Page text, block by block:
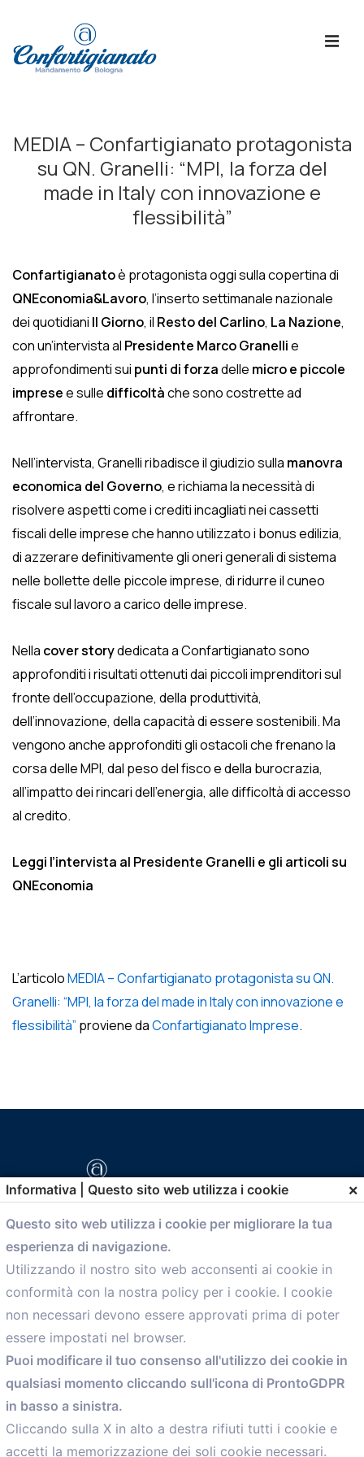
Principale
MEDIA – Confartigianato protagonista
su QN. Granelli: “MPI, la forza del
made in Italy con innovazione e
flessibilità”
Confartigianatoè protagonista oggi sulla copertina di
QNEconomia&Lavoro, l’inserto settimanale nazionale
dei quotidiani Il Giorno, il Resto del Carlino, La Nazione,
con un’intervista al Presidente Marco Granellie
approfondimenti sui punti di forzadelle micro e piccole
impresee sulle difficoltàche sono costrette ad
affrontare.
Nell’intervista, Granelli ribadisce il giudizio sulla manovra
economica del Governo, e richiama la necessità di
risolvere aspetti come i crediti incagliati nei cassetti
fiscali delle imprese che hanno utilizzato i bonus edilizia,
di azzerare definitivamente gli oneri generali di sistema
nelle bollette delle piccole imprese, di ridurre il cuneo
fiscale sul lavoro a carico delle imprese.
Nella cover storydedicata a Confartigianato sono
approfonditi i risultati ottenuti dai piccoli imprenditori sul
fronte dell’occupazione, della produttività,
dell’innovazione, della capacità di essere sostenibili. Ma
vengono anche approfonditi gli ostacoli che frenano la
corsa delle MPI, dal peso del fisco e della burocrazia,
all’impatto dei rincari dell’energia, alle difficoltà di accesso
al credito.
Leggi l’intervista al Presidente Granelli e gli articoli su
QNEconomia
L’articoloMEDIA – Confartigianato protagonista su QN.
Granelli: “MPI, la forza del made in Italy con innovazione e
flessibilità” proviene daConfartigianato Imprese.
comunicazione@confartigianato.bo.it
Menù
Home
Servizi
Convenzioni
Voce delle Nostre aziende
Informazioni Ex L. 124/2017
News
Informativa | Questo sito web utilizza i cookie ×
Questo sito web utilizza i cookie per migliorare la tua
esperienza di navigazione.
Utilizzando il nostro sito web acconsenti ai cookie in
conformità con la nostra policy per i cookie. I cookie
non necessari devono essere approvati prima di poter
essere impostati nel browser.
Puoi modificare il tuo consenso all'utilizzo dei cookie in
qualsiasi momento cliccando sull'icona di ProntoGDPR
in basso a sinistra.
Cliccando sulla X in alto a destra rifiuti tutti i cookie e
accetti la memorizzazione dei soli cookie necessari.